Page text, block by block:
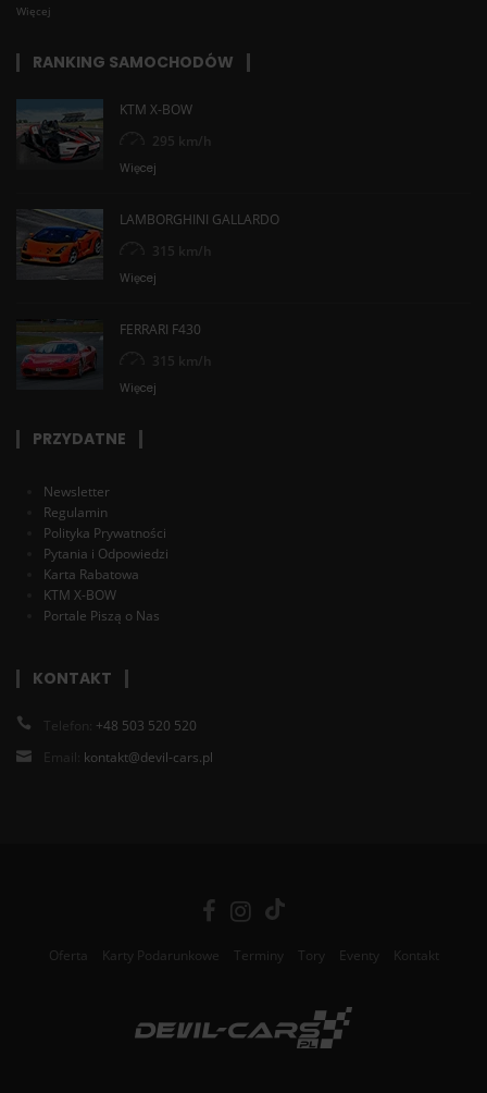
Więcej
RANKING SAMOCHODÓW
KTM X-BOW
295 km/h
Więcej
LAMBORGHINI GALLARDO
315 km/h
Więcej
FERRARI F430
315 km/h
Więcej
PRZYDATNE
Newsletter
Regulamin
Polityka Prywatności
Pytania i Odpowiedzi
Karta Rabatowa
KTM X-BOW
Portale Piszą o Nas
KONTAKT
Telefon: +48 503 520 520
Email: kontakt@devil-cars.pl
Oferta Karty Podarunkowe Terminy Tory Eventy Kontakt